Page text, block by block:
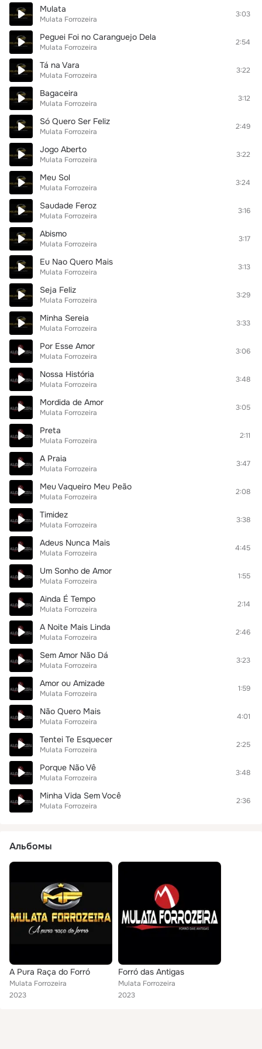
Mulata
Mulata Forrozeira
3:03
Peguei Foi no Caranguejo Dela
Mulata Forrozeira
2:54
Tá na Vara
Mulata Forrozeira
3:22
Bagaceira
Mulata Forrozeira
3:12
Só Quero Ser Feliz
Mulata Forrozeira
2:49
Jogo Aberto
Mulata Forrozeira
3:22
Meu Sol
Mulata Forrozeira
3:24
Saudade Feroz
Mulata Forrozeira
3:16
Abismo
Mulata Forrozeira
3:17
Eu Nao Quero Mais
Mulata Forrozeira
3:13
Seja Feliz
Mulata Forrozeira
3:29
Minha Sereia
Mulata Forrozeira
3:33
Por Esse Amor
Mulata Forrozeira
3:06
Nossa História
Mulata Forrozeira
3:48
Mordida de Amor
Mulata Forrozeira
3:05
Preta
Mulata Forrozeira
2:11
A Praia
Mulata Forrozeira
3:47
Meu Vaqueiro Meu Peão
Mulata Forrozeira
2:08
Timidez
Mulata Forrozeira
3:38
Adeus Nunca Mais
Mulata Forrozeira
4:45
Um Sonho de Amor
Mulata Forrozeira
1:55
Ainda É Tempo
Mulata Forrozeira
2:14
A Noite Mais Linda
Mulata Forrozeira
2:46
Sem Amor Não Dá
Mulata Forrozeira
3:23
Amor ou Amizade
Mulata Forrozeira
1:59
Não Quero Mais
Mulata Forrozeira
4:01
Tentei Te Esquecer
Mulata Forrozeira
2:25
Porque Não Vê
Mulata Forrozeira
3:48
Minha Vida Sem Você
Mulata Forrozeira
2:36
Альбомы
A Pura Raça do Forró
Mulata Forrozeira
2023
Forró das Antigas
Mulata Forrozeira
2023